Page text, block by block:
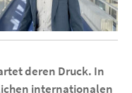
deren Druck. In
internationalen